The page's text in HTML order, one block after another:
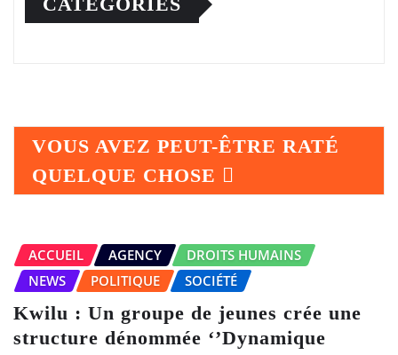
VOUS AVEZ PEUT-ÊTRE RATÉ
QUELQUE CHOSE
ACCUEIL AGENCY
DROITS HUMAINS
NEWS
POLITIQUE SOCIÉTÉ
Kwilu : Un groupe de jeunes crée une
structure dénommée ‘’Dynamique